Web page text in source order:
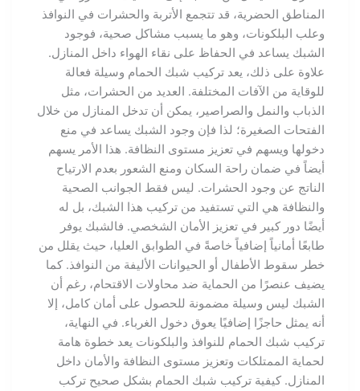
المناطق الحضرية، قد تتجمع الأتربة والحشرات في النوافذ
وعلب البلكونات، وهو ما يسبب مشاكل صحية، فوجود
الشبك يساعد في الحفاظ على نقاء الهواء داخل المنازل.
علاوة على ذلك، يعد تركيب شبك الحمام وسيلة فعالة
للوقاية من الآفات المختلفة. العديد من الحشرات، مثل
الذباب والنمل والصراصير، يمكن أن تدخل المنازل من خلال
الفتحات الصغيرة؛ لذا فإن وجود الشبك يساعد في منع
دخولها ويسهم في تعزيز مستوى النظافة. هذا الأمر يسهم
أيضاً في ضمان راحة السكان ومنع الشعور بعدم الارتياح
الناتج عن وجود الحشرات. ليس فقط الجوانب الصحية
والنظافة هي التي تستفيد من تركيب هذا الشبك، بل له
أيضًا دور كبير في تعزيز الأمان الشخصي. فالشبك يوفر
طابعًا أمانياً إضافياً خاصةً في الطوابق العليا، حيث يقلل من
خطر سقوط الأطفال أو الحيوانات الأليفة من النوافذ. كما
يضيف عنصرًا من الحماية ضد محاولات الاقتحام، رغم أن
الشبك ليس وسيلة مضمونة للحصول على أمان كامل، إلا
أنه يمثل حاجزًا إضافيًا يعوق دخول الغرباء. في النهاية،
تركيب شبك الحمام للنوافذ والبلكونات يعد خطوة هامة
لحماية الممتلكات وتعزيز مستوى النظافة والأمان داخل
المنازل. كيفية تركيب شبك الحمام بشكل صحيح تركب